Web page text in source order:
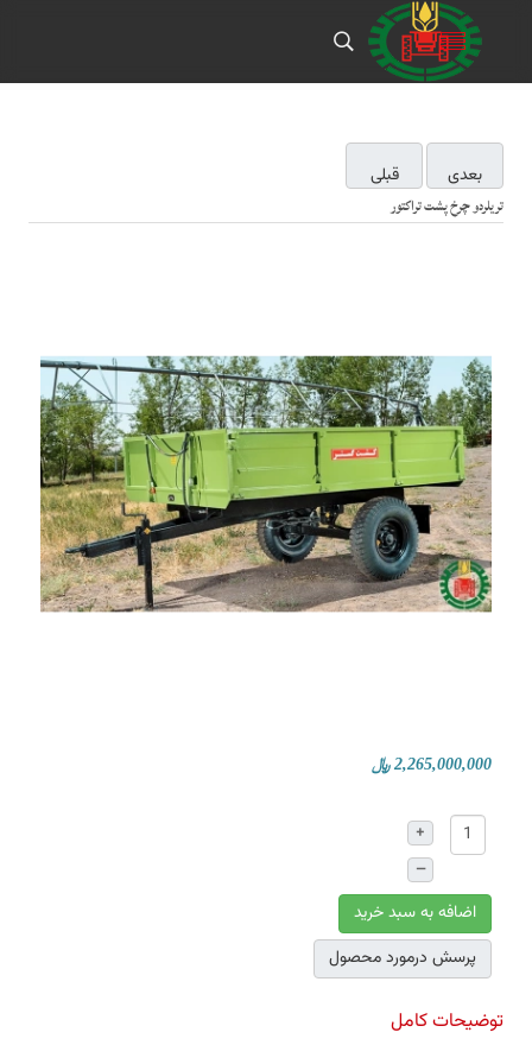
قبلی بعدی
تریلردو چرخ پشت تراکتور
2,265,000,000 ﷼
+
–
اضافه به سبد خرید
پرسش درمورد محصول
توضیحات کامل